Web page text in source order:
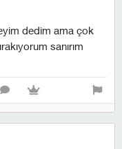
dedim ama çok
sanırım